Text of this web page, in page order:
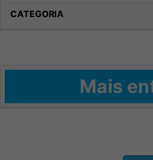
Mais